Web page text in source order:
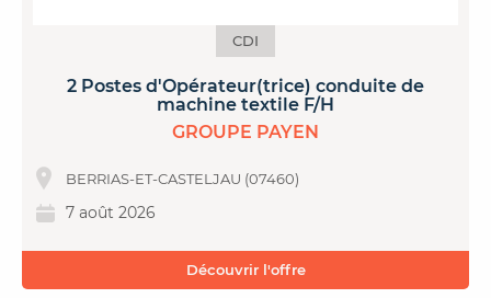
CDI
2 Postes d'Opérateur(trice) conduite de
machine textile F/H
GROUPE PAYEN
BERRIAS-ET-CASTELJAU (07460)
7 août 2026
Découvrir l'offre